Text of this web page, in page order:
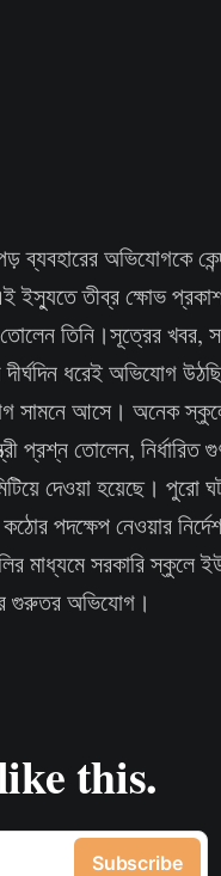
ব্যবহারের অভিযোগকে
ইস্যুতে তীব্র ক্ষোভ
তিনি।সূত্রের খবর,
ধরেই অভিযোগ
সামনে আসে। অনেক
প্রশ্ন তোলেন, নির্ধারিত
দেওয়া হয়েছে। পুরো
পদক্ষেপ নেওয়ার
মাধ্যমে সরকারি স্কুলে
গুরুতর অভিযোগ।
this.
Subscribe